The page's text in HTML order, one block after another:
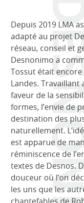
Depuis 2019 LMA
adapté au projet
réseau, conseil et
Desnonimo a
Tossut était
Landes. Travaillant
faveur de la
formes, l’envie de
destination des
naturellement.
est apparue de
réminiscence de
textes de Desnos.
douceur où l’on
les uns que les